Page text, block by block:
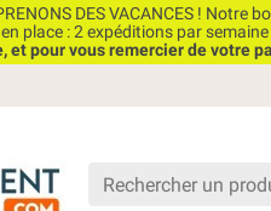
DES VACANCES ! Notre
place : 2 expéditions par
et pour vous remercier de votre